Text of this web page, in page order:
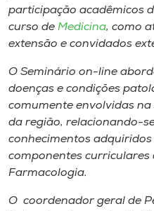
A-
participação acadêmicos
curso de Medicina, como
extensão e convidados
O Seminário on-line
doenças e condições
comumente envolvidas
da região, relacionando-
conhecimentos
componentes curriculares
Farmacologia.
O coordenador geral de